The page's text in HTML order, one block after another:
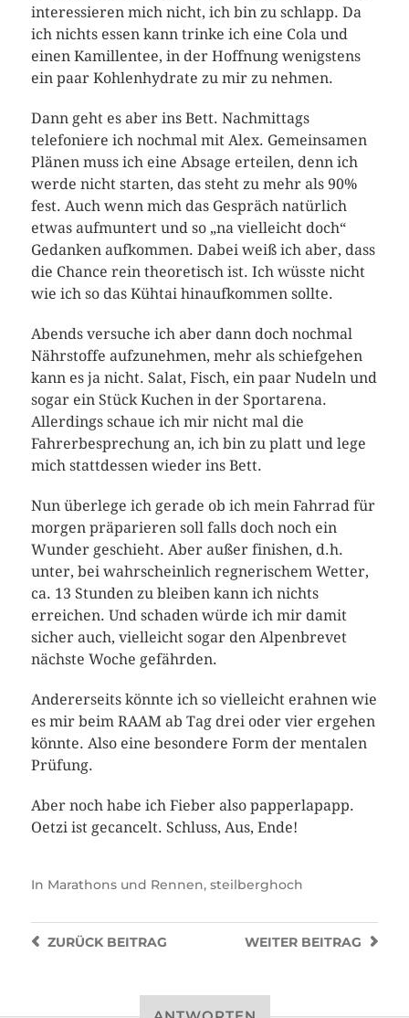
interessieren mich nicht, ich bin zu schlapp. Da
ich nichts essen kann trinke ich eine Cola und
einen Kamillentee, in der Hoffnung wenigstens
ein paar Kohlenhydrate zu mir zu nehmen.
Dann geht es aber ins Bett. Nachmittags
telefoniere ich nochmal mit Alex. Gemeinsamen
Plänen muss ich eine Absage erteilen, denn ich
werde nicht starten, das steht zu mehr als 90%
fest. Auch wenn mich das Gespräch natürlich
etwas aufmuntert und so „na vielleicht doch“
Gedanken aufkommen. Dabei weiß ich aber, dass
die Chance rein theoretisch ist. Ich wüsste nicht
wie ich so das Kühtai hinaufkommen sollte.
Abends versuche ich aber dann doch nochmal
Nährstoffe aufzunehmen, mehr als schiefgehen
kann es ja nicht. Salat, Fisch, ein paar Nudeln und
sogar ein Stück Kuchen in der Sportarena.
Allerdings schaue ich mir nicht mal die
Fahrerbesprechung an, ich bin zu platt und lege
mich stattdessen wieder ins Bett.
Nun überlege ich gerade ob ich mein Fahrrad für
morgen präparieren soll falls doch noch ein
Wunder geschieht. Aber außer finishen, d.h.
unter, bei wahrscheinlich regnerischem Wetter,
ca. 13 Stunden zu bleiben kann ich nichts
erreichen. Und schaden würde ich mir damit
sicher auch, vielleicht sogar den Alpenbrevet
nächste Woche gefährden.
Andererseits könnte ich so vielleicht erahnen wie
es mir beim RAAM ab Tag drei oder vier ergehen
könnte. Also eine besondere Form der mentalen
Prüfung.
Aber noch habe ich Fieber also papperlapapp.
Oetzi ist gecancelt. Schluss, Aus, Ende!
In Marathons und Rennen, steilberghoch
WEITER BEITRAG
ZURÜCKBEITRAG